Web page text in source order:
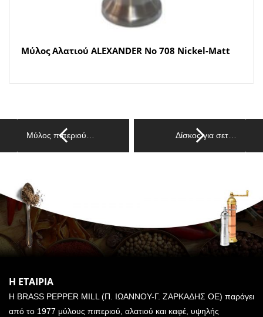
Μύλος Αλατιού ALEXANDER Νο 708 Nickel-Matt
Μύλος πιπεριού… Δίσκος για σετ…
Η ΕΤΑΙΡΙΑ
Η BRASS PEPPER MILL (Π. ΙΩΑΝΝΟΥ-Γ. ΖΑΡΚΑΔΗΣ ΟΕ) παράγει
από το 1977 μύλους πιπεριού, αλατιού και καφέ, υψηλής